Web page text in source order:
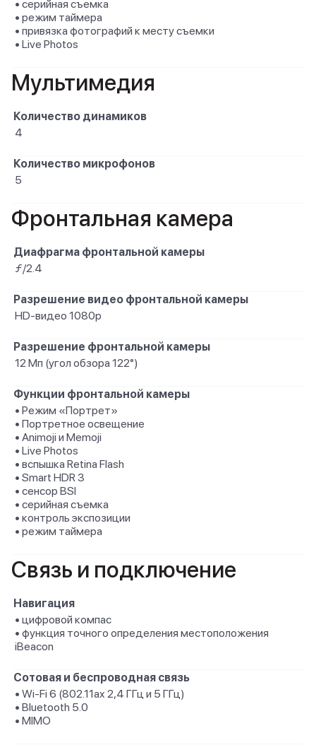
• серийная съемка
• режим таймера
• привязка фотографий к месту съемки
• Live Photos
Мультимедия
Количество динамиков
4
Количество микрофонов
5
Фронтальная камера
Диафрагма фронтальной камеры
ƒ/2.4
Разрешение видео фронтальной камеры
HD-видео 1080p
Разрешение фронтальной камеры
12 Мп (угол обзора 122°)
Функции фронтальной камеры
• Режим «Портрет»
• Портретное освещение
• Animoji и Memoji
• Live Photos
• вспышка Retina Flash
• Smart HDR 3
• сенсор BSI
• серийная съемка
• контроль экспозиции
• режим таймера
Связь и подключение
Навигация
• цифровой компас
• функция точного определения местоположения
iBeacon
Сотовая и беспроводная связь
• Wi-Fi 6 (802.11ax 2,4 ГГц и 5 ГГц)
• Bluetooth 5.0
• MIMO